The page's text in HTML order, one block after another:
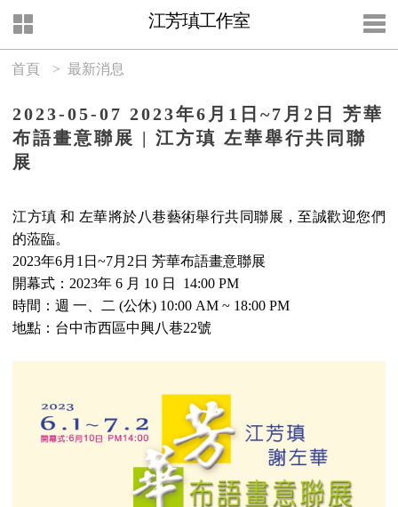
江芳瑱工作室
首頁 > 最新消息
2023-05-07 2023年6月1日~7月2日 芳華
布語畫意聯展 | 江方瑱 左華舉行共同聯
展
江方瑱 和 左華將於八巷藝術舉行共同聯展，至誠歡迎您們
的蒞臨。
2023年6月1日~7月2日 芳華布語畫意聯展
開幕式：2023年 6 月 10 日 14:00 PM
時間：週 一、二 (公休) 10:00 AM ~ 18:00 PM
地點：台中市西區中興八巷22號